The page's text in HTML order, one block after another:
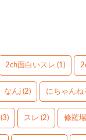
2ch面白いスレ (1)
なんj (2) にちゃんね
(3) スレ (2) 修羅場